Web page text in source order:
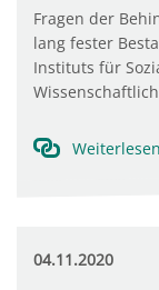
Fragen der
lang fester
Instituts für
Weiterlesen
04.11.2020